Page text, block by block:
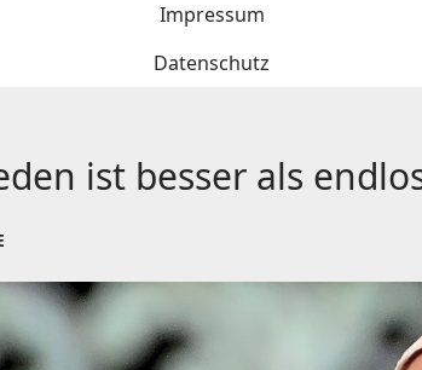
Impressum
Datenschutz
ist besser als